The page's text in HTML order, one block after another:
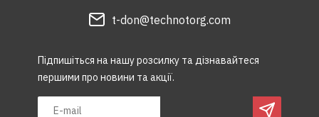
Підпишіться на нашу розсилку та дізнавайтеся
першими про новини та акції.
t-don@technotorg.com